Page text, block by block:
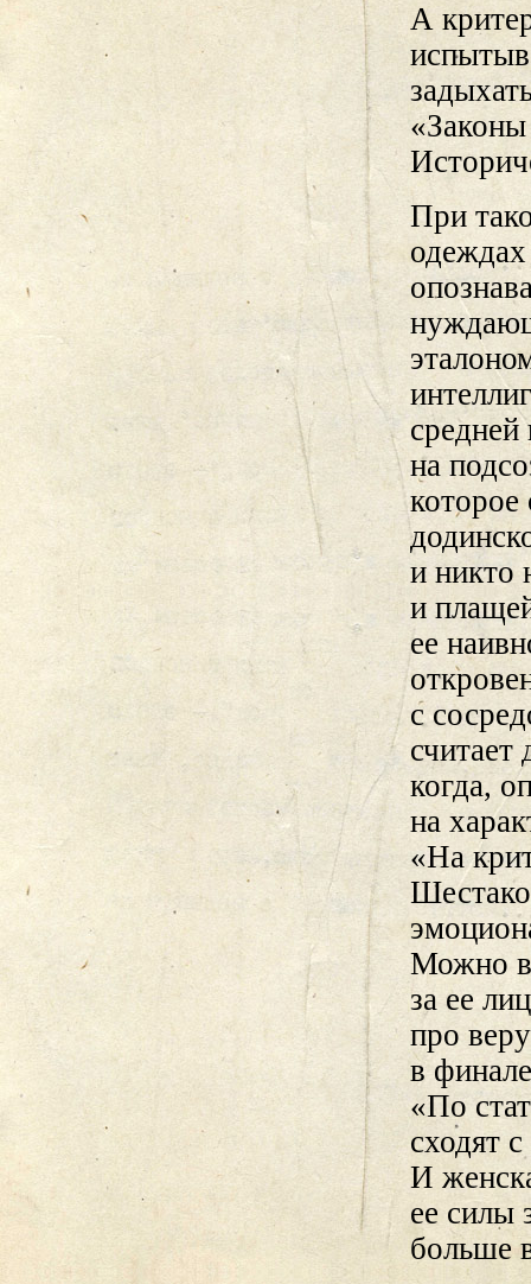
А
При
одеждах
на
которое
и никто
и
ее
с
когда,
на
«На
Можно
за ее
про
в
«По
сходят
И
ее силы
больше